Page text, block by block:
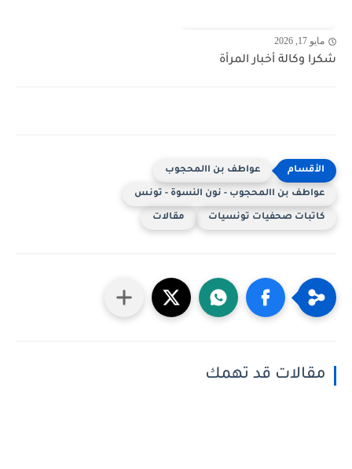
مايو 17, 2026
شكرا وكالة أخبار المرأة
عواطف بن االمحجوب
عواطف بن االمحجوب - نون النسوة - تونس
كاتبات صحفيات تونسيات مقالات
مقالات قد تهمك